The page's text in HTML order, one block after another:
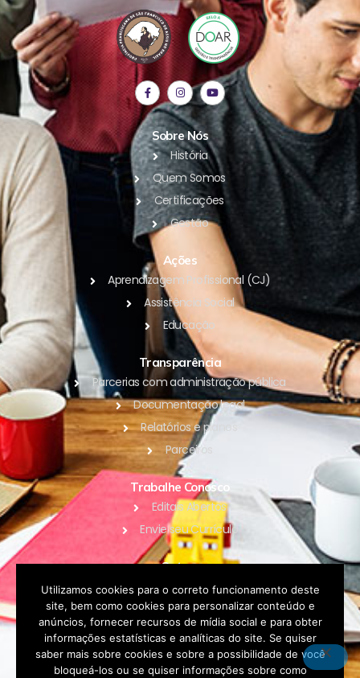
Sobre Nós
História
Quem Somos
Certificações
Gestão
Ações
Aprendizagem Profissional (CJ)
Assistência Social
Educação
Transparência
Parcerias com administração pública
Documentação legal
Relatórios e planos
Parceiros
Trabalhe Conosco
Editais Abertos
Envie seu Currículo
Outros
Blog
Contato
Política de Privacidade
DOAR
Utilizamos cookies para o correto funcionamento deste
site, bem como cookies para personalizar conteúdo e
anúncios, fornecer recursos de mídia social e para obter
informações estatísticas e analíticas do site. Se quiser
saber mais sobre cookies e sobre a possibilidade de você
bloqueá-los ou se quiser informações sobre como